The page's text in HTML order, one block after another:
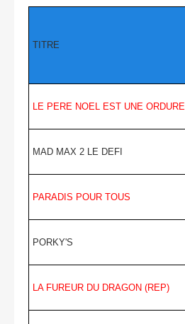
TITRE
LE PERE NOEL EST UNE ORDURE
MAD MAX 2 LE DEFI
PARADIS POUR TOUS
PORKY'S
LA FUREUR DU DRAGON (REP)